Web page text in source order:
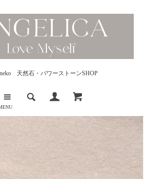
天然石・パワーストーンSHOP